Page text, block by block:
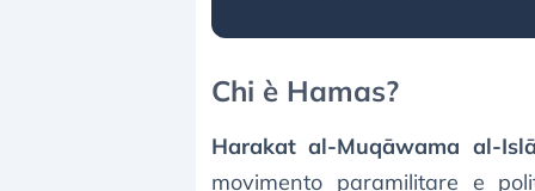
Chi è Hamas?
Harakat al-Muqāwama al-
movimento paramilitare e